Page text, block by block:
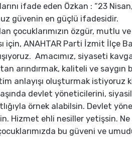
ifade eden Özkan : “23 Nisan,
güvenin en güçlü ifadesidir.
çocuklarımızın özgür, mutlu
için, ANAHTAR Parti İzmit İlçe
Amacımız, siyaseti
arındırmak, kaliteli ve saygın
anlayışı oluşturmak istiyoruz
devlet yöneticilerini,
örnek alabilsin. Devlet
Hizmet ehli nesiller yetişsin. Ne
bu güveni ve